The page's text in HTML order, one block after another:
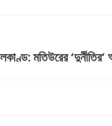
মতিউরের